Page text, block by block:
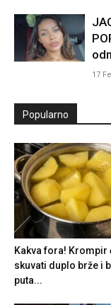
17
Popularno
Kakva fora! Krompir
skuvati duplo brže i
puta...